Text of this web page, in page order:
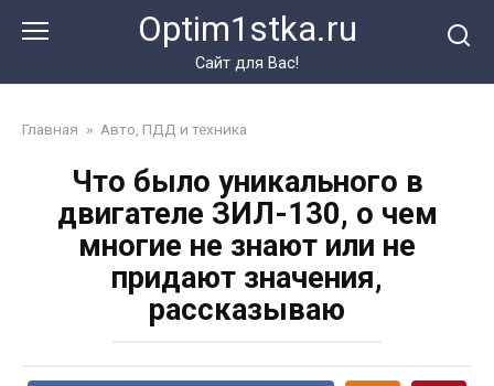
Optim1stka.ru
Сайт для Вас!
Главная » Авто, ПДД и техника
Что было уникального в
двигателе ЗИЛ-130, о чем
многие не знают или не
придают значения,
рассказываю